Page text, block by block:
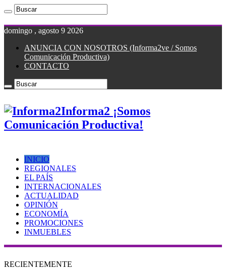
domingo , agosto 9 2026
ANUNCIA CON NOSOTROS (Informa2ve / Somos
Comunicación Productiva)
CONTACTO
Informa2 ¡Somos
Comunicación Productiva!
INICIO
REGIONALES
EL PAÍS
INTERNACIONALES
ACTUALIDAD
OPINIÓN
ECONOMÍA
PROMOCIONES
INMUEBLES
RECIENTEMENTE